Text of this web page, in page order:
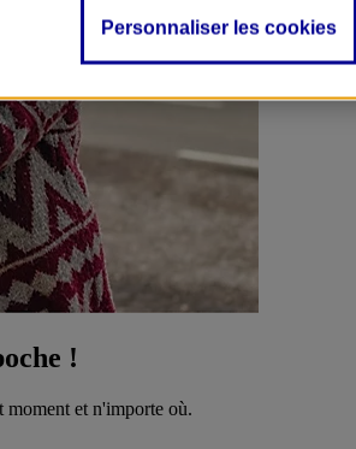
!
moment et n'importe où.
Personnaliser les cookies